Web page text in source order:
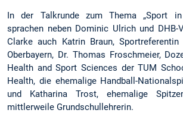
In der Talkrunde zum Thema „Sport in
sprachen neben Dominic Ulrich und DHB-
Clarke auch Katrin Braun,
Oberbayern, Dr. Thomas Froschmeier,
Health and Sport Sciences der TUM
Health, die ehemalige Handball-
und Katharina Trost, ehemalige
mittlerweile Grundschullehrerin.